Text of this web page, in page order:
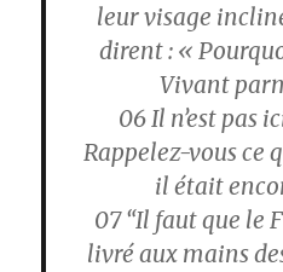
leur visage
dirent : «
Vivant
06Il n’est pas
Rappelez-vous ce
il était
07“Il faut que le
livré aux mains